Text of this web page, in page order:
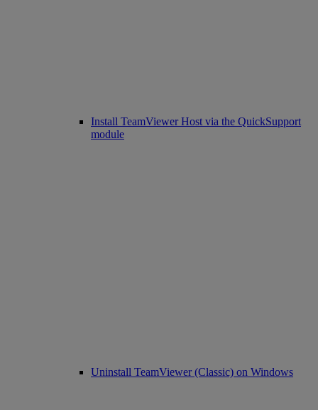
Install TeamViewer Host via the QuickSupport
module
Uninstall TeamViewer (Classic) on Windows